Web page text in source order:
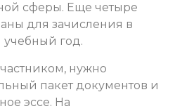
сферы. Еще четыре
для зачисления в
год.
нужно
пакет документов и
эссе. На